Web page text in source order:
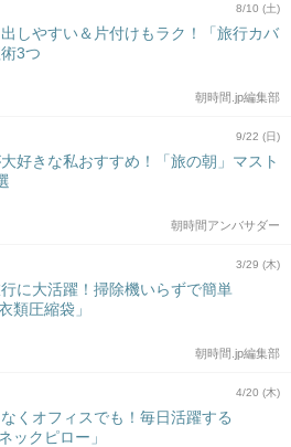
8/10 (土)
しやすい＆片付けもラク！「旅行カバ
3つ
朝時間.jp編集部
9/22 (日)
好きな私おすすめ！「旅の朝」マスト
朝時間アンバサダー
3/29 (木)
に大活躍！掃除機いらずで簡単
類圧縮袋」
朝時間.jp編集部
4/20 (木)
くオフィスでも！毎日活躍する
ックピロー」